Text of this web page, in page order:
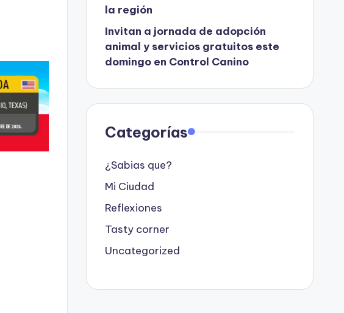
la región
Invitan a jornada de adopción
animal y servicios gratuitos este
domingo en Control Canino
Categorías
¿Sabias que?
Mi Ciudad
Reflexiones
Tasty corner
Uncategorized